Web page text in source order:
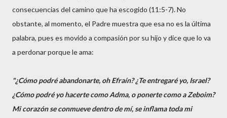
consecuencias del camino que ha escogido (11:5-7). No
obstante, al momento, el Padre muestra que esa no es la última
palabra, pues es movido a compasión por su hijo y dice que lo va
a perdonar porque le ama:
"¿Cómo podré abandonarte, oh Efraín? ¿Te entregaré yo, Israel?
¿Cómo podré yo hacerte como Adma, o ponerte como a Zeboim?
Mi corazón se conmueve dentro de mí, se inflama toda mi